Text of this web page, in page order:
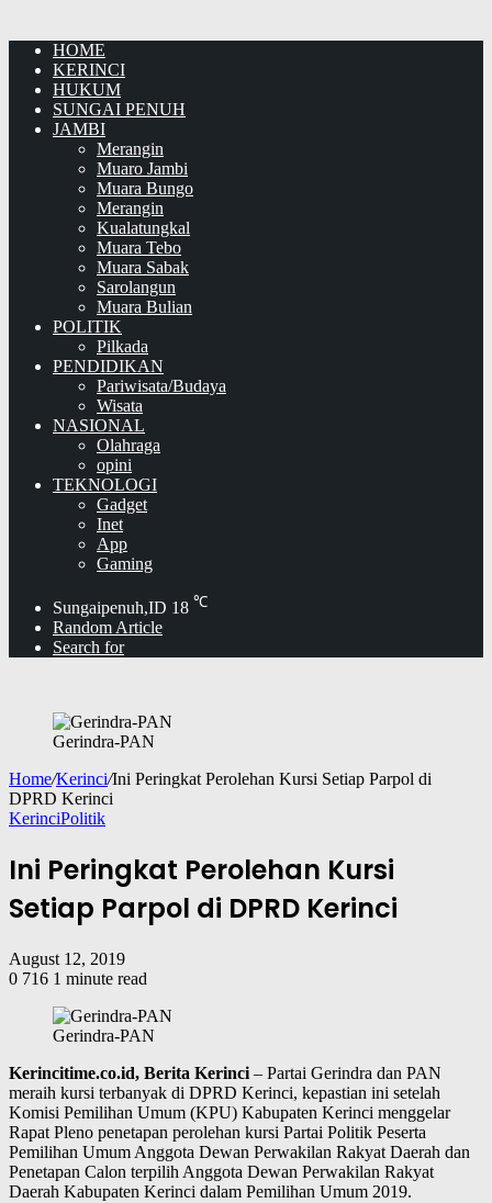
HOME
KERINCI
HUKUM
SUNGAI PENUH
JAMBI
Merangin
Muaro Jambi
Muara Bungo
Merangin
Kualatungkal
Muara Tebo
Muara Sabak
Sarolangun
Muara Bulian
POLITIK
Pilkada
PENDIDIKAN
Pariwisata/Budaya
Wisata
NASIONAL
Olahraga
opini
TEKNOLOGI
Gadget
Inet
App
Gaming
Sungaipenuh,ID 18 ℃
Random Article
Search for
Gerindra-PAN
Home/Kerinci/Ini Peringkat Perolehan Kursi Setiap Parpol di
DPRD Kerinci
KerinciPolitik
Ini Peringkat Perolehan Kursi
Setiap Parpol di DPRD Kerinci
August 12, 2019
0 716 1 minute read
Gerindra-PAN
Kerincitime.co.id, Berita Kerinci – Partai Gerindra dan PAN
meraih kursi terbanyak di DPRD Kerinci, kepastian ini setelah
Komisi Pemilihan Umum (KPU) Kabupaten Kerinci menggelar
Rapat Pleno penetapan perolehan kursi Partai Politik Peserta
Pemilihan Umum Anggota Dewan Perwakilan Rakyat Daerah dan
Penetapan Calon terpilih Anggota Dewan Perwakilan Rakyat
Daerah Kabupaten Kerinci dalam Pemilihan Umum 2019.